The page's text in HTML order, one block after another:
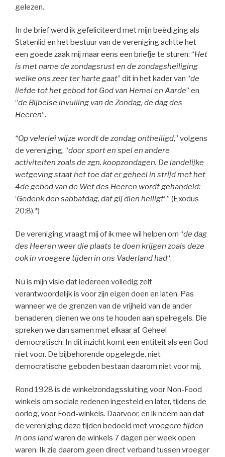
gelezen.
In de brief werd ik gefeliciteerd met mijn beëdiging als
Statenlid en het bestuur van de vereniging achtte het
een goede zaak mij maar eens een briefje te sturen: “Het
is met name de zondagsrust en de zondagsheiliging
welke ons zeer ter harte gaat” dit in het kader van “de
liefde tot het gebod tot God van Hemel en Aarde” en
“de Bijbelse invulling van de Zondag, de dag des
Heeren“.
“Op velerlei wijze wordt de zondag ontheiligd,” volgens
de vereniging, “door sport en spel en andere
activiteiten zoals de zgn. koopzondagen. De landelijke
wetgeving staat het toe dat er geheel in strijd met het
4de gebod van de Wet des Heeren wordt gehandeld:
‘Gedenk den sabbatdag, dat gij dien heiligt‘ ” (Exodus
20:8).*)
De vereniging vraagt mij of ik mee wil helpen om “de dag
des Heeren weer die plaats te doen krijgen zoals deze
ook in vroegere tijden in ons Vaderland had“.
Nu is mijn visie dat iedereen volledig zelf
verantwoordelijk is voor zijn eigen doen en laten. Pas
wanneer we de grenzen van de vrijheid van de ander
benaderen, dienen we ons te houden aan spelregels. Die
spreken we dan samen met elkaar af. Geheel
democratisch. In dit inzicht komt een entiteit als een God
niet voor. De bijbehorende opgelegde, niet
democratische geboden bestaan daarom niet voor mij.
Rond 1928 is de winkelzondagssluiting voor Non-Food
winkels om sociale redenen ingesteld en later, tijdens de
oorlog, voor Food-winkels. Daarvoor, en ik neem aan dat
de vereniging deze tijden bedoeld met vroegere tijden
in ons landwaren de winkels 7 dagen per week open
waren. Ik zie daarom geen direct verband tussen vroeger